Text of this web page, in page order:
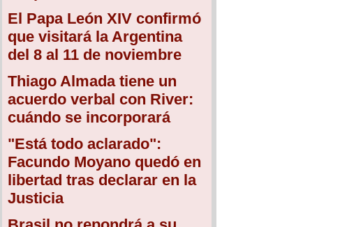
El Papa León XIV confirmó
que visitará la Argentina
del 8 al 11 de noviembre
Thiago Almada tiene un
acuerdo verbal con River:
cuándo se incorporará
"Está todo aclarado":
Facundo Moyano quedó en
libertad tras declarar en la
Justicia